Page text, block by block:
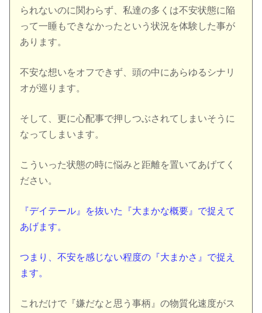
られないのに関わらず、私達の多くは不安状態に陥
って一睡もできなかったという状況を体験した事が
あります。
不安な想いをオフできず、頭の中にあらゆるシナリ
オが巡ります。
そして、更に心配事で押しつぶされてしまいそうに
なってしまいます。
こういった状態の時に悩みと距離を置いてあげてく
ださい。
『デイテール』を抜いた『大まかな概要』で捉えて
あげます。
つまり、不安を感じない程度の『大まかさ』で捉え
ます。
これだけで『嫌だなと思う事柄』の物質化速度がス